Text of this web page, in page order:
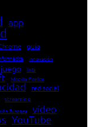
app
guía
innovación
juego lista
Mozilla Firefox
red social
streaming
Europea vídeo
YouTube